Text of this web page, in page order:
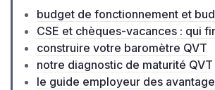
budget de fonctionnement et
CSE et chèques-vacances : qui
construire votre baromètre QVT
notre diagnostic de maturité QVT
le guide employeur des